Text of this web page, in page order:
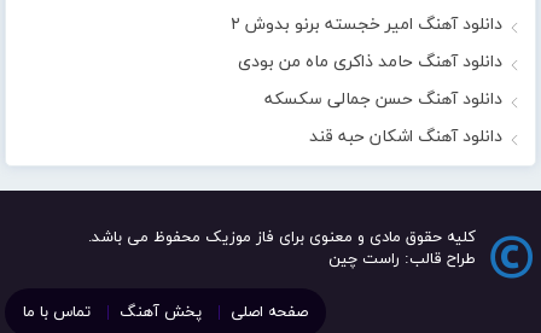
دانلود آهنگ امیر خجسته برنو بدوش ۲
دانلود آهنگ حامد ذاکری ماه من بودی
دانلود آهنگ حسن جمالی سکسکه
دانلود آهنگ اشکان حبه قند
کلیه حقوق مادی و معنوی برای فاز موزیک محفوظ می باشد.
طراح قالب: راست چین
صفحه اصلی پخش آهنگ تماس با ما